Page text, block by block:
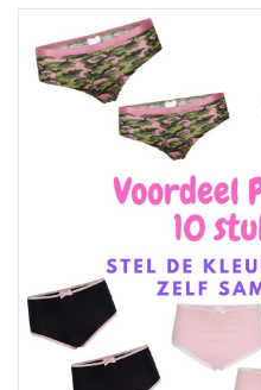
Ons ondergoed